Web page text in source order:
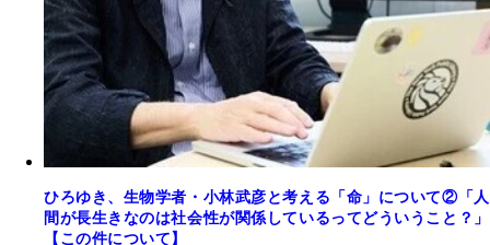
ひろゆき、生物学者・小林武彦と考える「命」について②「人
間が長生きなのは社会性が関係しているってどういうこと？」
【この件について】